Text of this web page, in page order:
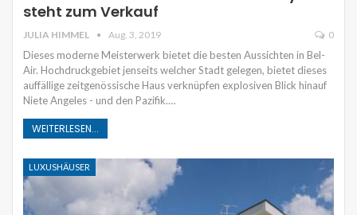
steht zum Verkauf
JULIA HIMMEL Aug. 3, 2019 0
Dieses moderne Meisterwerk bietet die besten Aussichten in Bel-
Air. Hochdruckgebiet jenseits welcher Stadt gelegen, bietet dieses
auffällige zeitgenössische Haus verknüpfen explosiven Blick hinauf
Niete Angeles - und den Pazifik.…
WEITERLESEN...
LUXUSHÄUSER